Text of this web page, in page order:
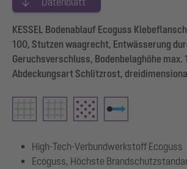
KESSEL Bodenablauf Ecoguss
100, Stutzen waagrecht, Entwässerung
Geruchsverschluss, Bodenbelaghöhe max.
Abdeckungsart Schlitzrost,
High-Tech-Verbundwerkstoff Ecoguss
Ecoguss, Höchste